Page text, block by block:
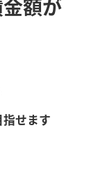
額が
指せます